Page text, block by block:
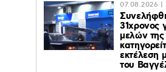
07.08.2026 |
31χρονος
μελών
εκτέλεση
του